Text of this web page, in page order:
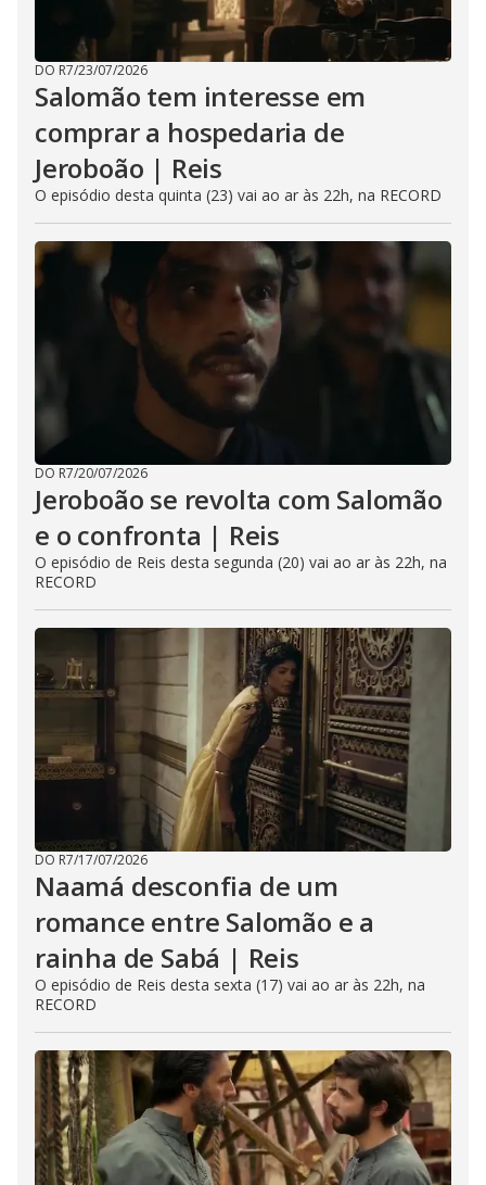
DO R7/23/07/2026
Salomão tem interesse em
comprar a hospedaria de
Jeroboão | Reis
O episódio desta quinta (23) vai ao ar às 22h, na RECORD
DO R7/20/07/2026
Jeroboão se revolta com Salomão
e o confronta | Reis
O episódio de Reis desta segunda (20) vai ao ar às 22h, na
RECORD
DO R7/17/07/2026
Naamá desconfia de um
romance entre Salomão e a
rainha de Sabá | Reis
O episódio de Reis desta sexta (17) vai ao ar às 22h, na
RECORD